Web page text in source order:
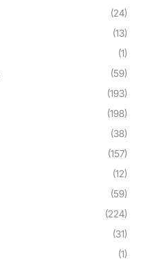
(24)
(13)
(1)
(59)
(193)
(198)
(38)
(157)
(12)
(59)
(224)
(31)
(1)